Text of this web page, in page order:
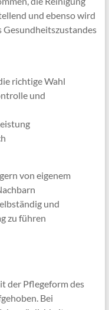
und ebenso wird
Gesundheitszustandes
richtige Wahl
und
von eigenem
und
zu führen
der Pflegeform des
Bei